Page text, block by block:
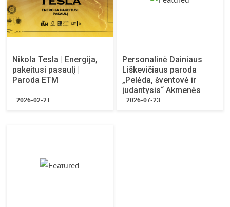
Nikola Tesla | Energija,
pakeitusi pasaulį |
Paroda ETM
2026-02-21
Personalinė Dainiaus
Liškevičiaus paroda
„Pelėda, šventovė ir
judantysis“ Akmenės
kultūros namuose
2026-07-23